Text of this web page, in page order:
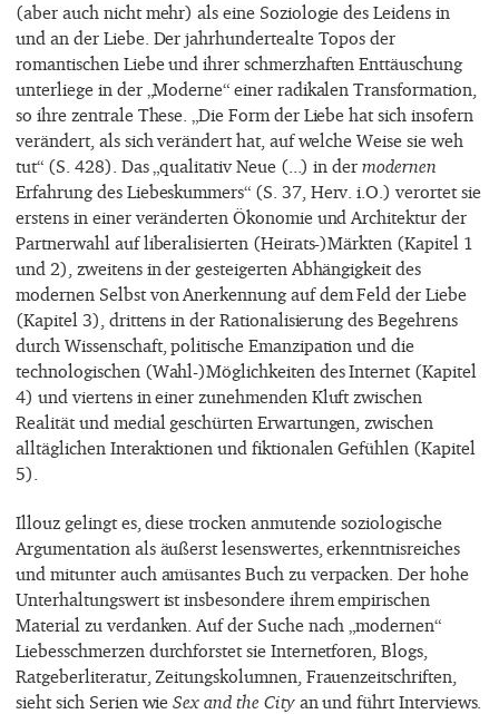
(aber auch nicht mehr) als eine Soziologie des Leidens in
und an der Liebe. Der jahrhundertealte Topos der
romantischen Liebe und ihrer schmerzhaften Enttäuschung
unterliege in der „Moderne“ einer radikalen Transformation,
so ihre zentrale These. „Die Form der Liebe hat sich insofern
verändert, als sich verändert hat, auf welche Weise sie weh
tut“ (S. 428). Das „qualitativ Neue (...) in dermodernen
Erfahrung des Liebeskummers“ (S. 37, Herv. i.O.) verortet sie
erstens in einer veränderten Ökonomie und Architektur der
Partnerwahl auf liberalisierten (Heirats-)Märkten (Kapitel 1
und 2), zweitens in der gesteigerten Abhängigkeit des
modernen Selbst von Anerkennung auf dem Feld der Liebe
(Kapitel 3), drittens in der Rationalisierung des Begehrens
durch Wissenschaft, politische Emanzipation und die
technologischen (Wahl-)Möglichkeiten des Internet (Kapitel
4) und viertens in einer zunehmenden Kluft zwischen
Realität und medial geschürten Erwartungen, zwischen
alltäglichen Interaktionen und fiktionalen Gefühlen (Kapitel
5).
Illouz gelingt es, diese trocken anmutende soziologische
Argumentation als äußerst lesenswertes, erkenntnisreiches
und mitunter auch amüsantes Buch zu verpacken. Der hohe
Unterhaltungswert ist insbesondere ihrem empirischen
Material zu verdanken. Auf der Suche nach „modernen“
Liebesschmerzen durchforstet sie Internetforen, Blogs,
Ratgeberliteratur, Zeitungskolumnen, Frauenzeitschriften,
sieht sich Serien wieSex and the Cityan und führt Interviews.